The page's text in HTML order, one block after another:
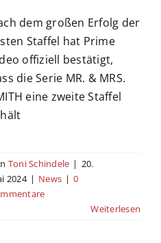
dem großen Erfolg der
Staffel hat Prime
offiziell bestätigt,
die Serie MR. & MRS.
eine zweite Staffel
Toni Schindele | 20.
2024 | News | 0
Weiterlesen